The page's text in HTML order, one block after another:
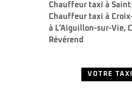
Chauffeur taxi à
Chauffeur taxi à
à L’Aiguillon-sur-Vie,
Révérend
VOTRE